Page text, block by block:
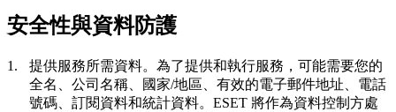
安全性與資料防護
1. 提供服務所需資料。 為了提供和執行服務，可能需要您的
全名、公司名稱、國家/地區、有效的電子郵件地址、電話
號碼、訂閱資料和統計資料。ESET 將作為資料控制方處